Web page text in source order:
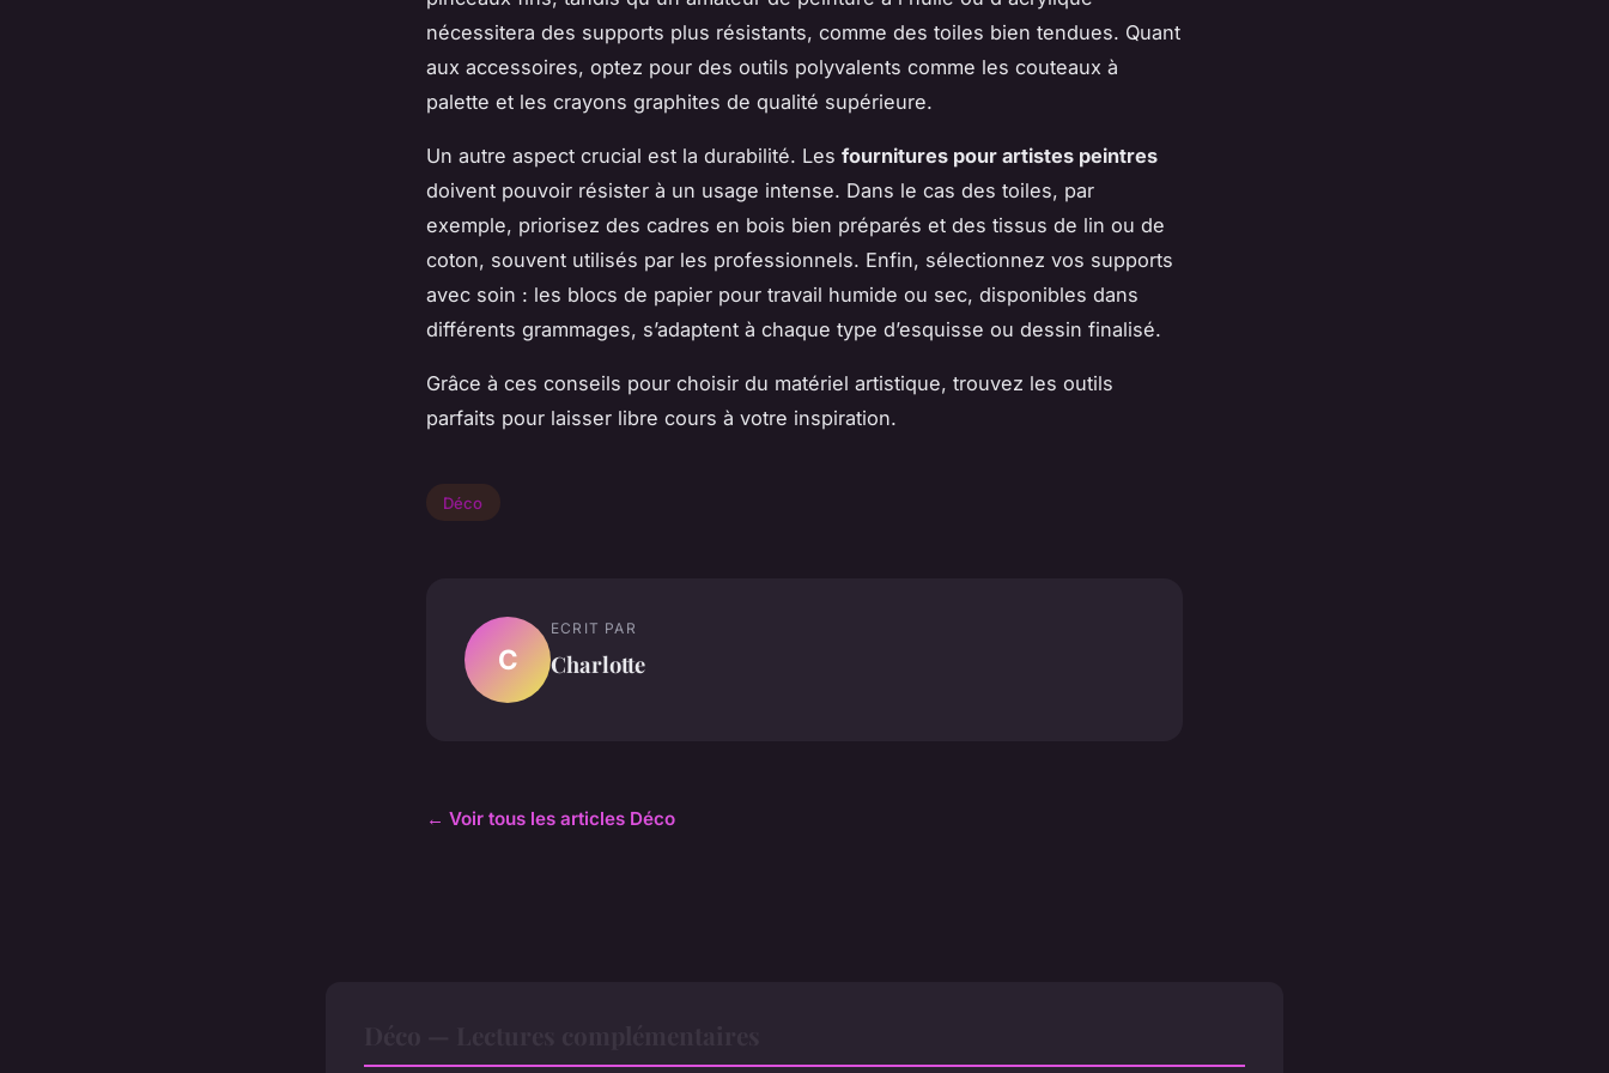
nécessitera des supports plus résistants, comme des toiles bien tendues. Quant
aux accessoires, optez pour des outils polyvalents comme les couteaux à
palette et les crayons graphites de qualité supérieure.
Un autre aspect crucial est la durabilité. Les fournitures pour artistes peintres
doivent pouvoir résister à un usage intense. Dans le cas des toiles, par
exemple, priorisez des cadres en bois bien préparés et des tissus de lin ou de
coton, souvent utilisés par les professionnels. Enfin, sélectionnez vos supports
avec soin : les blocs de papier pour travail humide ou sec, disponibles dans
différents grammages, s’adaptent à chaque type d’esquisse ou dessin finalisé.
Grâce à ces conseils pour choisir du matériel artistique, trouvez les outils
parfaits pour laisser libre cours à votre inspiration.
Déco
C
ECRIT PAR
Charlotte
← Voir tous les articles Déco